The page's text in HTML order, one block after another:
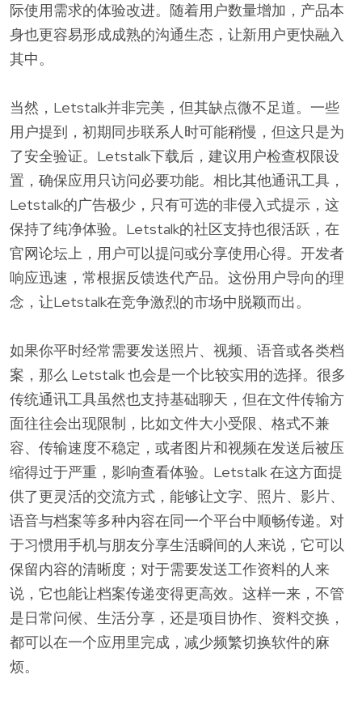
际使用需求的体验改进。随着用户数量增加，产品本
身也更容易形成成熟的沟通生态，让新用户更快融入
其中。
当然，Letstalk并非完美，但其缺点微不足道。一些
用户提到，初期同步联系人时可能稍慢，但这只是为
了安全验证。Letstalk下载后，建议用户检查权限设
置，确保应用只访问必要功能。相比其他通讯工具，
Letstalk的广告极少，只有可选的非侵入式提示，这
保持了纯净体验。Letstalk的社区支持也很活跃，在
官网论坛上，用户可以提问或分享使用心得。开发者
响应迅速，常根据反馈迭代产品。这份用户导向的理
念，让Letstalk在竞争激烈的市场中脱颖而出。
如果你平时经常需要发送照片、视频、语音或各类档
案，那么 Letstalk 也会是一个比较实用的选择。很多
传统通讯工具虽然也支持基础聊天，但在文件传输方
面往往会出现限制，比如文件大小受限、格式不兼
容、传输速度不稳定，或者图片和视频在发送后被压
缩得过于严重，影响查看体验。Letstalk 在这方面提
供了更灵活的交流方式，能够让文字、照片、影片、
语音与档案等多种内容在同一个平台中顺畅传递。对
于习惯用手机与朋友分享生活瞬间的人来说，它可以
保留内容的清晰度；对于需要发送工作资料的人来
说，它也能让档案传递变得更高效。这样一来，不管
是日常问候、生活分享，还是项目协作、资料交换，
都可以在一个应用里完成，减少频繁切换软件的麻
烦。